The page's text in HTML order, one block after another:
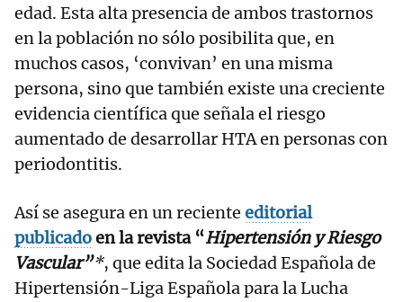
edad. Esta alta presencia de ambos trastornos
en la población no sólo posibilita que, en
muchos casos, ‘convivan’ en una misma
persona, sino que también existe una creciente
evidencia científica que señala el riesgo
aumentado de desarrollar HTA en personas con
periodontitis.
Así se asegura en un reciente editorial
publicadoen la revista “Hipertensión y Riesgo
Vascular”*, que edita la Sociedad Española de
Hipertensión-Liga Española para la Lucha